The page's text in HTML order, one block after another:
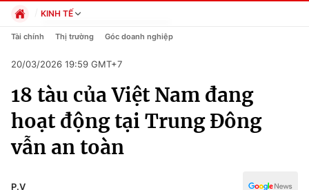
Chuyên mục
Chính trị
Xã hội
KINH TẾ
Chính trị
Pháp luật
Kinh tế
Thể thao
Truyền hình
Văn hóa - Giải trí
Tài chính Thị trường Góc doanh nghiệp
20/03/2026 19:59 GMT+7
18 tàu của Việt Nam đang
hoạt động tại Trung Đông
vẫn an toàn
P.V